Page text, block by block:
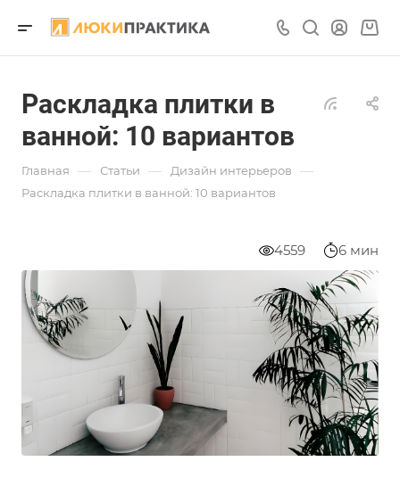
Раскладка плитки в
ванной: 10 вариантов
Главная — Статьи — Дизайн интерьеров —
Раскладка плитки в ванной: 10 вариантов
4559 6 мин